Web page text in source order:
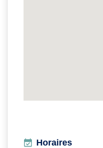
Horaires